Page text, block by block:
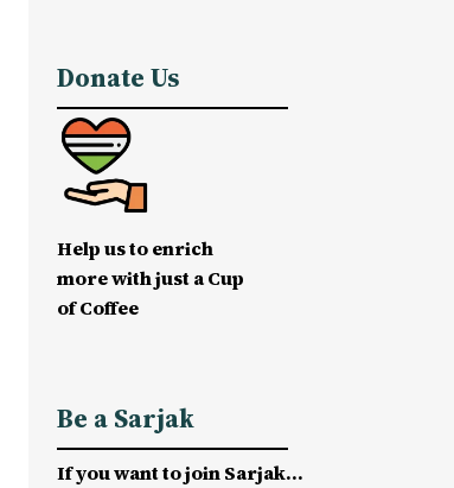
Donate Us
Help us to enrich
more with just a Cup
of Coffee
Be a Sarjak
If you want to join Sarjak…